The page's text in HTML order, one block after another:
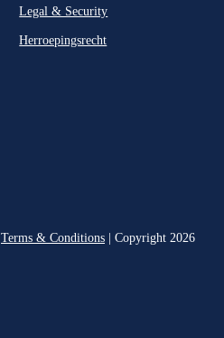
Legal & Security
Herroepingsrecht
Terms & Conditions | Copyright 2026